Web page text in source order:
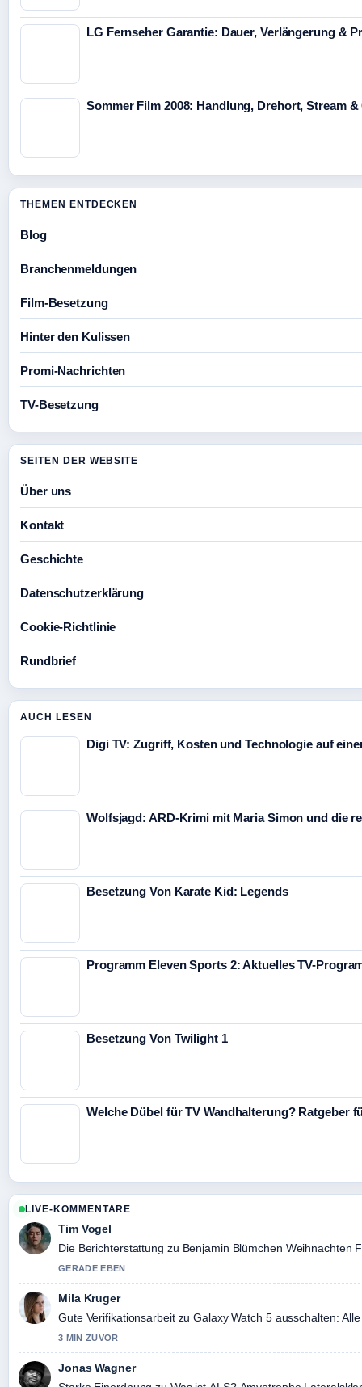
LG Fernseher Garantie: Dauer, Verlängerung &
Sommer Film 2008: Handlung, Drehort, Stream &
THEMEN ENTDECKEN
Blog
Branchenmeldungen
Film-Besetzung
Hinter den Kulissen
Promi-Nachrichten
TV-Besetzung
SEITEN DER WEBSITE
Über uns
Kontakt
Geschichte
Datenschutzerklärung
Cookie-Richtlinie
Rundbrief
AUCH LESEN
Digi TV: Zugriff, Kosten und Technologie auf
Wolfsjagd: ARD-Krimi mit Maria Simon und die
Besetzung Von Karate Kid: Legends
Programm Eleven Sports 2: Aktuelles TV-
Besetzung Von Twilight 1
Welche Dübel für TV Wandhalterung? Ratgeber
LIVE-KOMMENTARE
Tim Vogel
Die Berichterstattung zu Benjamin Blümchen Weihnachten
GERADE EBEN
Mila Kruger
Gute Verifikationsarbeit zu Galaxy Watch 5 ausschalten:
3 MIN ZUVOR
Jonas Wagner